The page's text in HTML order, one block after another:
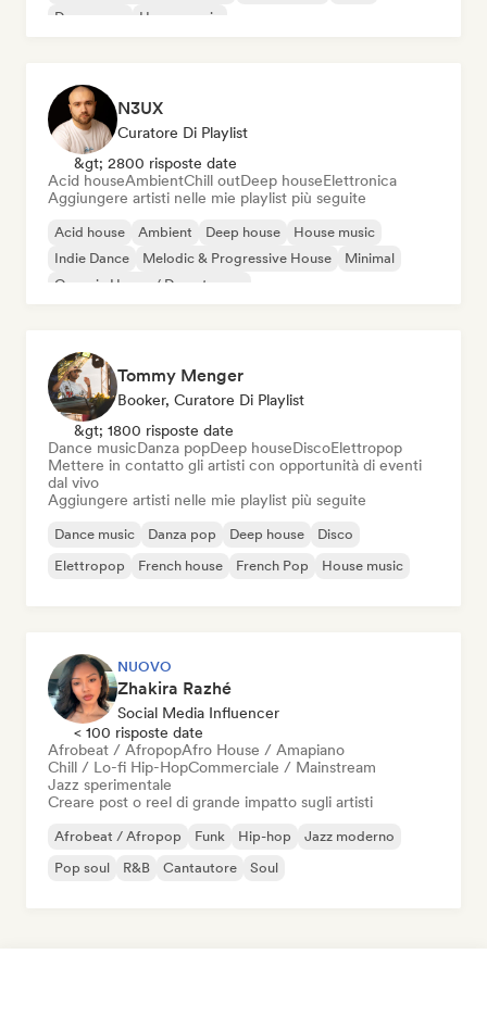
Dream pop
House music
N3UX
Curatore Di Playlist
&gt; 2800 risposte date
Acid houseAmbientChill outDeep houseElettronica
Aggiungere artisti nelle mie playlist più seguite
Acid house Ambient Deep house
House music
Indie Dance
Melodic & Progressive House
Minimal
Organic House / Downtempo
Tommy Menger
Booker, Curatore Di Playlist
&gt; 1800 risposte date
Dance musicDanza popDeep houseDiscoElettropop
Mettere in contatto gli artisti con opportunità di eventi
dal vivo
Aggiungere artisti nelle mie playlist più seguite
Dance music Danza pop Deep house
Disco
Elettropop
French house French Pop House music
NUOVO
Zhakira Razhé
Social Media Influencer
< 100 risposte date
Afrobeat / AfropopAfro House / Amapiano
Chill / Lo-fi Hip-HopCommerciale / Mainstream
Jazz sperimentale
Creare post o reel di grande impatto sugli artisti
Afrobeat / Afropop Funk Hip-hop
Jazz moderno
Pop soul
R&B Cantautore Soul